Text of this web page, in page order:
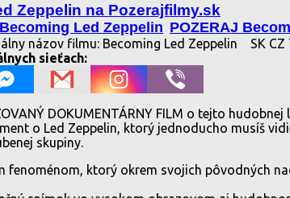
Zeppelin na Pozerajfilmy.sk
Led Zeppelin POZERAJ
názov filmu: Becoming Led Zeppelin
SK
sieťach:
DOKUMENTÁRNY FILM o tejto hudobnej
o Led Zeppelin, ktorý jednoducho musíš
skupiny.
fenoménom, ktorý okrem svojich pôvodných